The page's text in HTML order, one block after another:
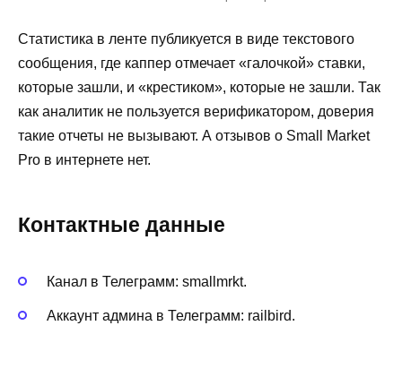
Статистика в ленте публикуется в виде текстового
сообщения, где каппер отмечает «галочкой» ставки,
которые зашли, и «крестиком», которые не зашли. Так
как аналитик не пользуется верификатором, доверия
такие отчеты не вызывают. А отзывов о Small Market
Pro в интернете нет.
Контактные данные
Канал в Телеграмм: smallmrkt.
Аккаунт админа в Телеграмм: railbird.